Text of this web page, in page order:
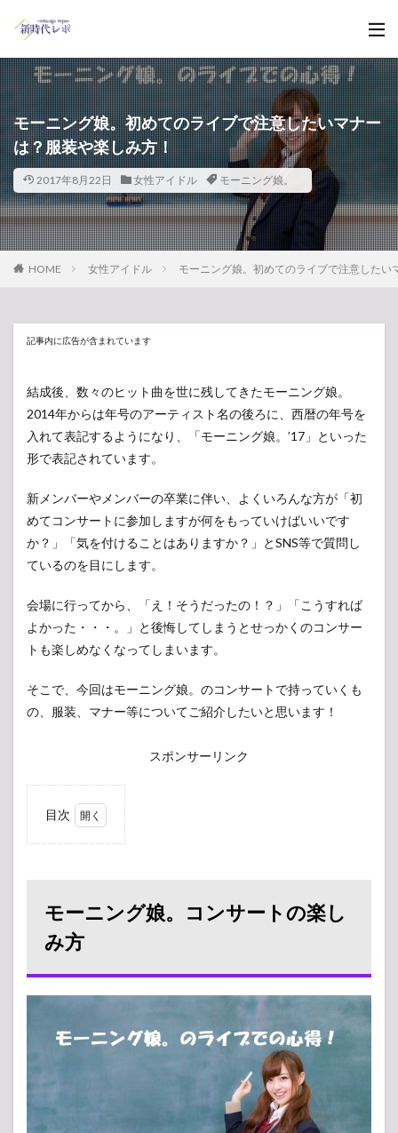
モーニング娘。初めてのライブで注意したいマナー
は？服装や楽しみ方！
2017年8月22日 女性アイドル モーニング娘。
HOME 女性アイドル モーニング娘。初めてのライブで注意したい
記事内に広告が含まれています
結成後、数々のヒット曲を世に残してきたモーニング娘。
2014年からは年号のアーティスト名の後ろに、西暦の年号を
入れて表記するようになり、「モーニング娘。’17」といった
形で表記されています。
新メンバーやメンバーの卒業に伴い、よくいろんな方が「初
めてコンサートに参加しますが何をもっていけばいいです
か？」「気を付けることはありますか？」とSNS等で質問し
ているのを目にします。
会場に行ってから、「え！そうだったの！？」「こうすれば
よかった・・・。」と後悔してしまうとせっかくのコンサー
トも楽しめなくなってしまいます。
そこで、今回はモーニング娘。のコンサートで持っていくも
の、服装、マナー等についてご紹介したいと思います！
スポンサーリンク
目次
娘。
コン
サー
トの
モー
ニン
サー
トに
モーニング娘。コンサートの楽し
み方